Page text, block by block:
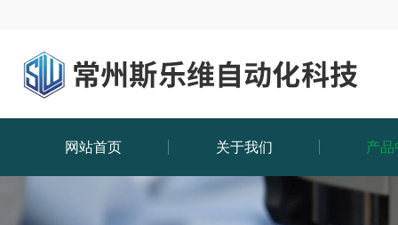
网站首页 关于我们 产品